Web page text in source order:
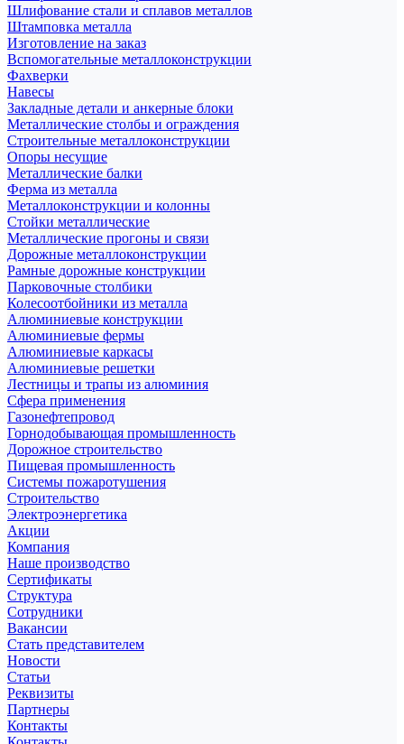
Шлифование стали и сплавов металлов
Штамповка металла
Изготовление на заказ
Вспомогательные металлоконструкции
Фахверки
Навесы
Закладные детали и анкерные блоки
Металлические столбы и ограждения
Строительные металлоконструкции
Опоры несущие
Металлические балки
Ферма из металла
Металлоконструкции и колонны
Стойки металлические
Металлические прогоны и связи
Дорожные металлоконструкции
Рамные дорожные конструкции
Парковочные столбики
Колесоотбойники из металла
Алюминиевые конструкции
Алюминиевые фермы
Алюминиевые каркасы
Алюминиевые решетки
Лестницы и трапы из алюминия
Сфера применения
Газонефтепровод
Горнодобывающая промышленность
Дорожное строительство
Пищевая промышленность
Системы пожаротушения
Строительство
Электроэнергетика
Акции
Компания
Наше производство
Сертификаты
Структура
Сотрудники
Вакансии
Стать представителем
Новости
Статьи
Реквизиты
Партнеры
Контакты